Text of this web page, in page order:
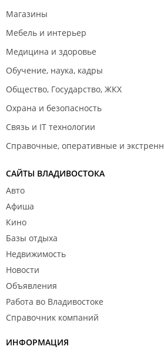
Магазины
Мебель и интерьер
Медицина и здоровье
Обучение, наука, кадры
Общество, Государство, ЖКХ
Охрана и безопасность
Связь и IT технологии
Справочные, оперативные и
САЙТЫ ВЛАДИВОСТОКА
Авто
Афиша
Кино
Базы отдыха
Недвижимость
Новости
Объявления
Работа во Владивостоке
Справочник компаний
ИНФОРМАЦИЯ